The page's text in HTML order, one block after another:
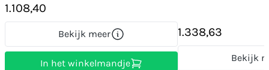
1.108,40
Bekijk meer
In het winkelmandje
1.338,63
Bekijk